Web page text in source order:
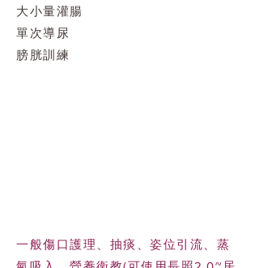
大小量灌腸
單次導尿
膀胱訓練
一般傷口護理、抽痰、姿位引流、蒸